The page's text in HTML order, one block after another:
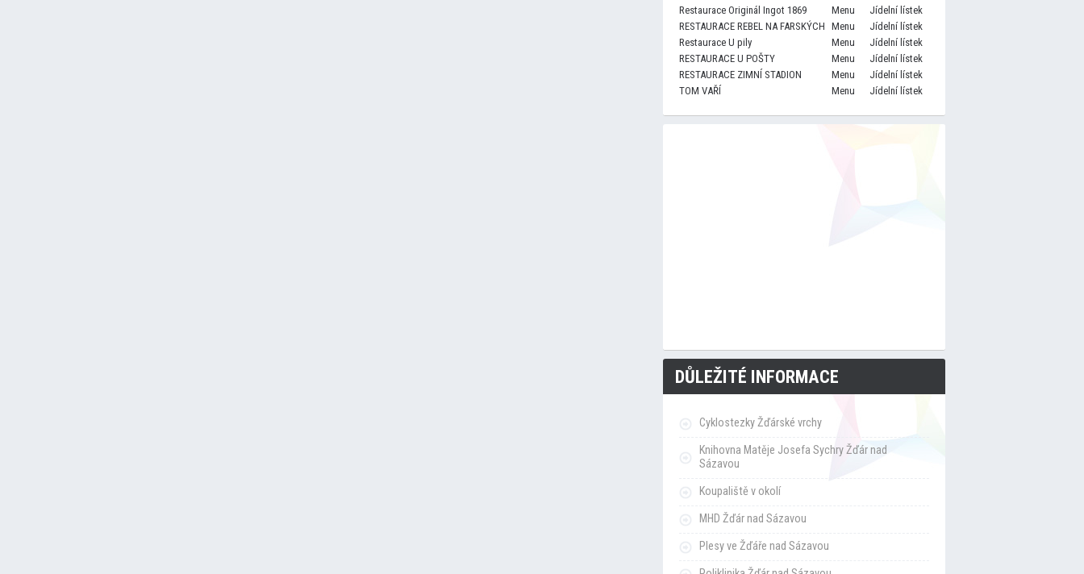
Restaurace Originál Ingot 1869
Menu
Jídelní lístek
RESTAURACE REBEL NA FARSKÝCH Menu
Jídelní lístek
Restaurace U pily
Menu
Jídelní lístek
RESTAURACE U POŠTY
Menu
Jídelní lístek
RESTAURACE ZIMNÍ STADION
Menu
Jídelní lístek
TOM VAŘÍ
Menu Jídelní lístek
DŮLEŽITÉ INFORMACE
Cyklostezky Žďárské vrchy
Knihovna Matěje Josefa Sychry Žďár nad
Sázavou
Koupaliště v okolí
MHD Žďár nad Sázavou
Plesy ve Žďáře nad Sázavou